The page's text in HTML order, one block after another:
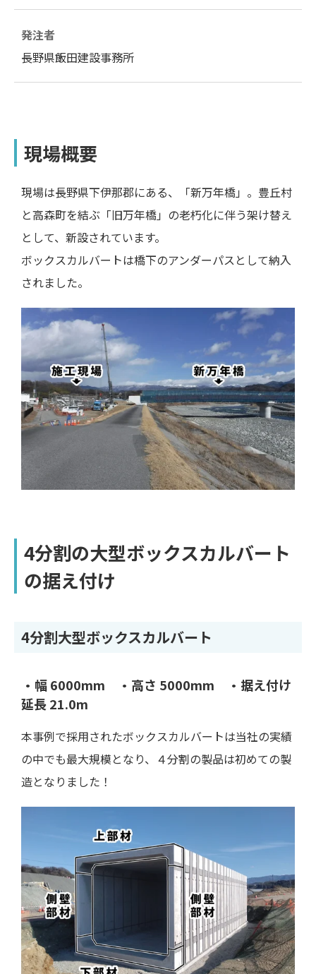
発注者
長野県飯田建設事務所
現場概要
現場は長野県下伊那郡にある、「新万年橋」。豊丘村
と高森町を結ぶ「旧万年橋」の老朽化に伴う架け替え
として、新設されています。
ボックスカルバートは橋下のアンダーパスとして納入
されました。
4分割の大型ボックスカルバート
の据え付け
4分割大型ボックスカルバート
・幅 6000mm ・高さ 5000mm ・据え付け
延長 21.0m
本事例で採用されたボックスカルバートは当社の実績
の中でも最大規模となり、４分割の製品は初めての製
造となりました！